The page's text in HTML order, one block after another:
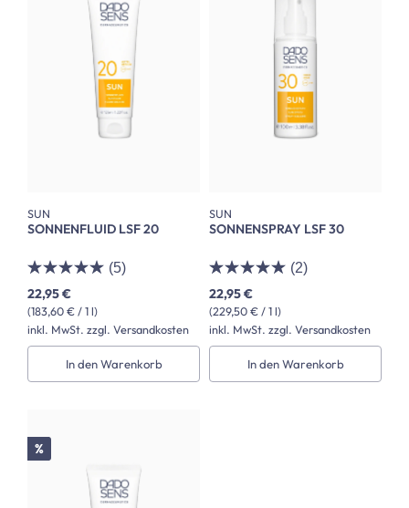
SUN
SONNENFLUID LSF 20
(5)
(183,60 € / 1 l)
22,95 €
inkl. MwSt. zzgl. Versandkosten
In den Warenkorb
SUN
SONNENSPRAY LSF 30
(2)
(229,50 € / 1 l)
22,95 €
inkl. MwSt. zzgl. Versandkosten
In den Warenkorb
Rabatt
%